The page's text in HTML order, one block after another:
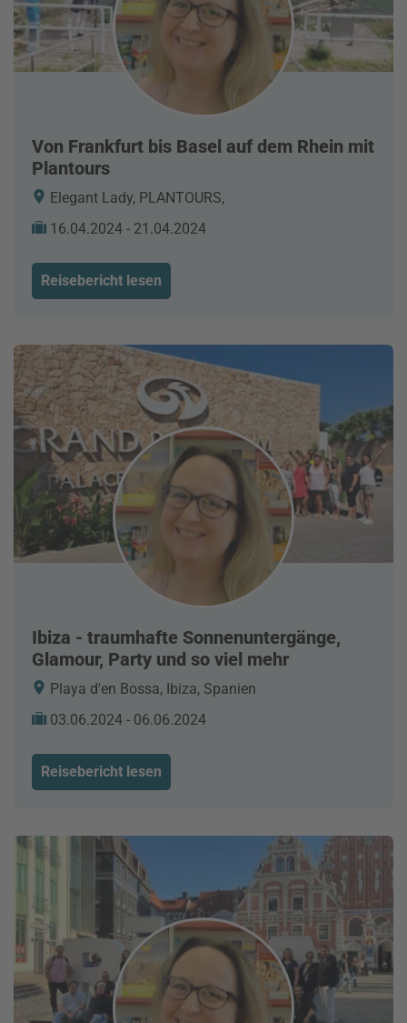
Von Frankfurt bis Basel auf dem Rhein mit
Plantours
Elegant Lady, PLANTOURS,
16.04.2024 - 21.04.2024
Reisebericht lesen
Ibiza - traumhafte Sonnenuntergänge,
Glamour, Party und so viel mehr
Playa d'en Bossa, Ibiza, Spanien
03.06.2024 - 06.06.2024
Reisebericht lesen